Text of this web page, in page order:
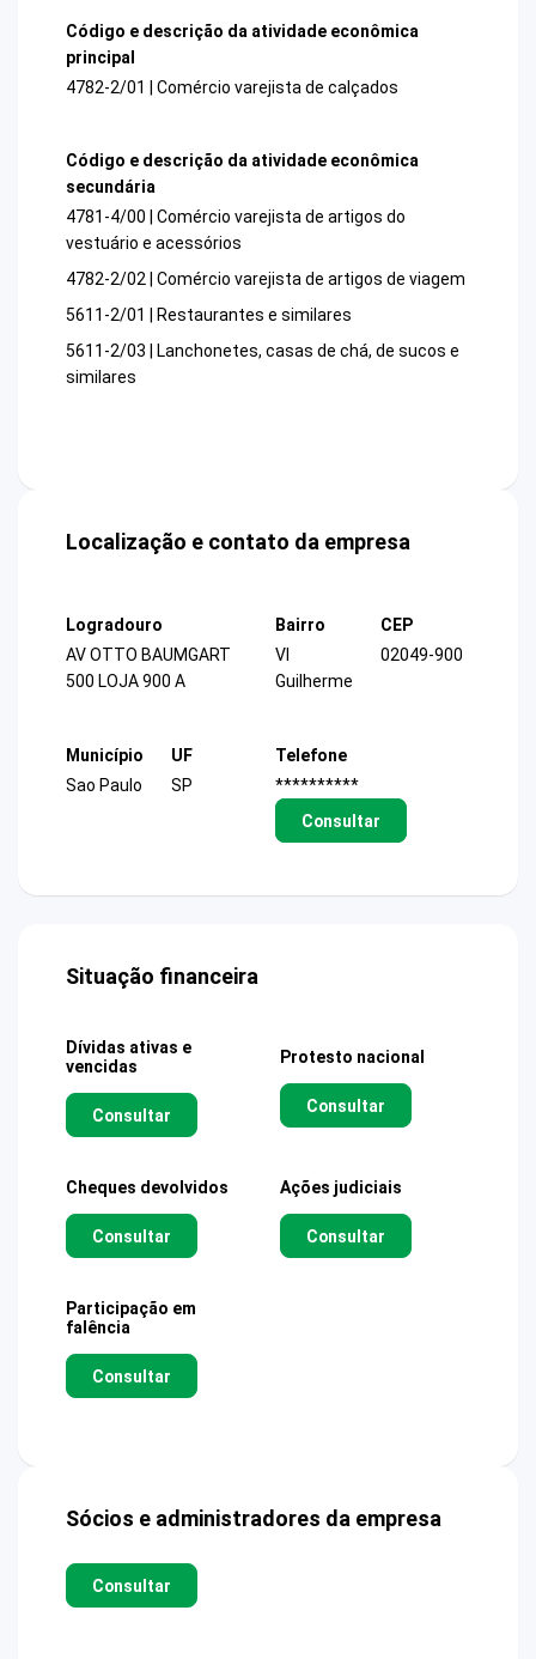
Código e descrição da atividade econômica
principal
4782-2/01 | Comércio varejista de calçados
Código e descrição da atividade econômica
secundária
4781-4/00 | Comércio varejista de artigos do
vestuário e acessórios
4782-2/02 | Comércio varejista de artigos de viagem
5611-2/01 | Restaurantes e similares
5611-2/03 | Lanchonetes, casas de chá, de sucos e
similares
Localização e contato da empresa
Logradouro
AV OTTO BAUMGART
500 LOJA 900 A
Bairro
Vl
Guilherme
CEP
02049-900
Município
Sao Paulo
UF
SP
Telefone
**********
Consultar
Situação financeira
Dívidas ativas e
vencidas
Consultar
Protesto nacional
Consultar
Cheques devolvidos
Consultar
Ações judiciais
Consultar
Participação em
falência
Consultar
Sócios e administradores da empresa
Consultar